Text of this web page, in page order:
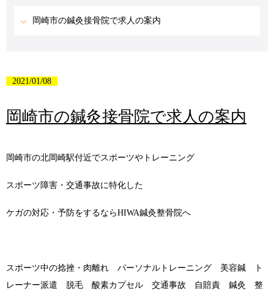
岡崎市の鍼灸接骨院で求人の案内
2021/01/08
岡崎市の鍼灸接骨院で求人の案内
岡崎市の北岡崎駅付近でスポーツやトレーニング
スポーツ障害・交通事故に特化した
ケガの対応・予防をするならHIWA鍼灸整骨院へ
スポーツ中の捻挫・肉離れ パーソナルトレーニング 美容鍼 ト
レーナー派遣 脱毛 酸素カプセル 交通事故 自賠責 鍼灸 整